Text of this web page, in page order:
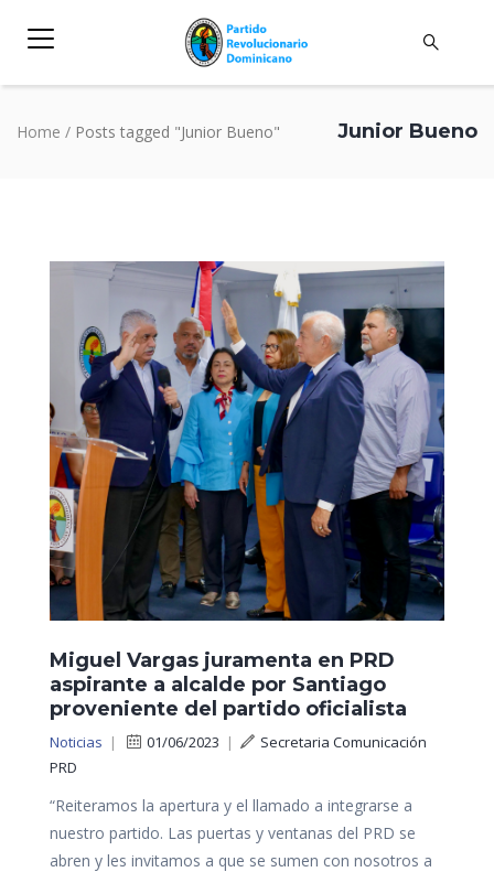
Junior Bueno
Home / Posts tagged "Junior Bueno"
Miguel Vargas juramenta en PRD
aspirante a alcalde por Santiago
proveniente del partido oficialista
Noticias | 01/06/2023 |
Secretaria Comunicación
PRD
“Reiteramos la apertura y el llamado a integrarse a
nuestro partido. Las puertas y ventanas del PRD se
abren y les invitamos a que se sumen con nosotros a